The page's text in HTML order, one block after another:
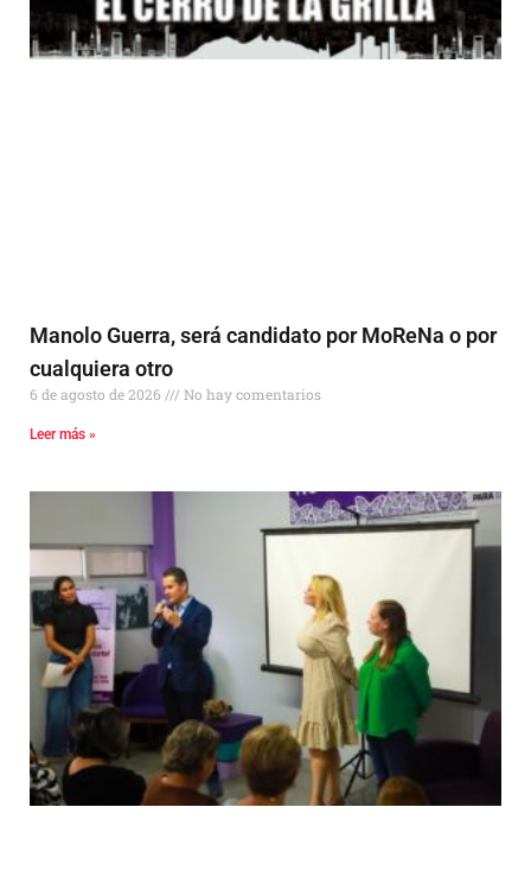
Manolo Guerra, será candidato por MoReNa o por
cualquiera otro
6 de agosto de 2026 No hay comentarios
Leer más »